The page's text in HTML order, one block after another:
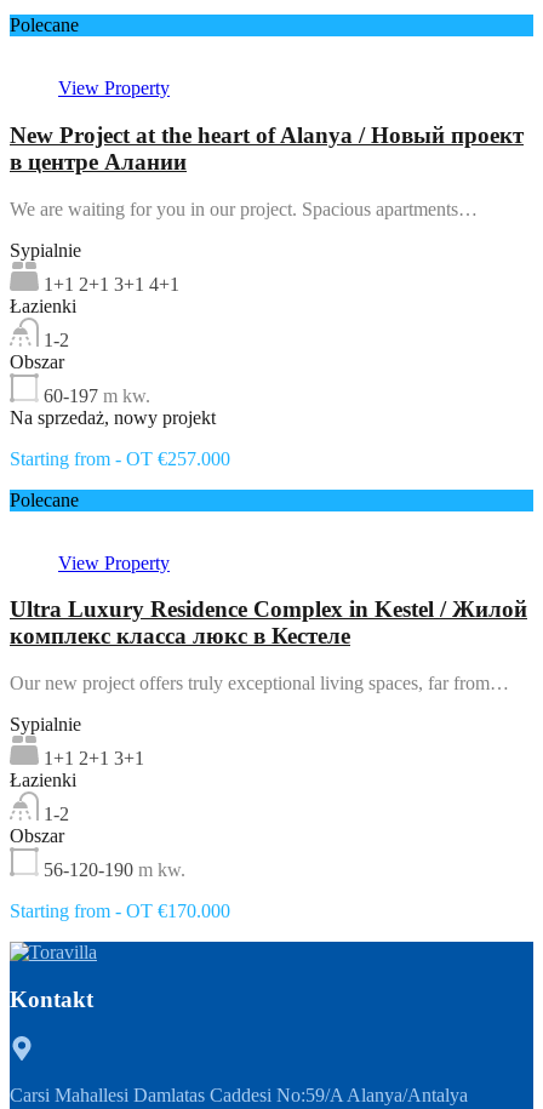
Polecane
View Property
New Project at the heart of Alanya / Новый проект
в центре Алании
We are waiting for you in our project. Spacious apartments…
Sypialnie
1+1 2+1 3+1 4+1
Łazienki
1-2
Obszar
60-197 m kw.
Na sprzedaż, nowy projekt
Starting from - OT €257.000
Polecane
View Property
Ultra Luxury Residence Complex in Kestel / Жилой
комплекс класса люкс в Кестеле
Our new project offers truly exceptional living spaces, far from…
Sypialnie
1+1 2+1 3+1
Łazienki
1-2
Obszar
56-120-190 m kw.
Starting from - OT €170.000
Kontakt
Carsi Mahallesi Damlatas Caddesi No:59/A Alanya/Antalya